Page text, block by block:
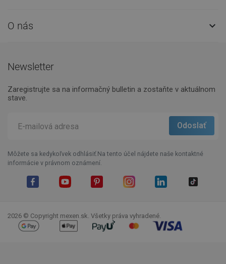
O nás 
Newsletter
Zaregistrujte sa na informačný bulletin a zostaňte v aktuálnom
stave.
Môžete sa kedykoľvek odhlásiť.Na tento účel nájdete naše kontaktné
informácie v právnom oznámení.
2026 © Copyright mexen.sk. Všetky práva vyhradené.